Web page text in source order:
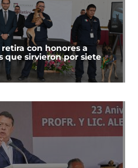
con honores a
que sirvieron por siete